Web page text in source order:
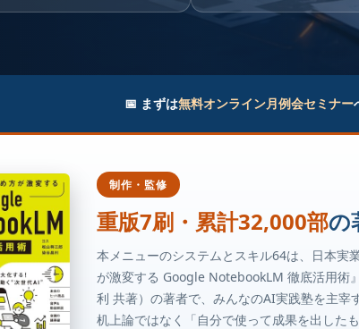
📅 まずは無料オンライン月例会セミナー
制作・監修
重版7刷・累計32,000部の
本メニューのシステムとスキル64は、日本実
が激変する Google NotebookLM 徹底活用術
利 共著）の著者で、みんなのAI実践塾を主宰
机上論ではなく「自分で使って成果を出した